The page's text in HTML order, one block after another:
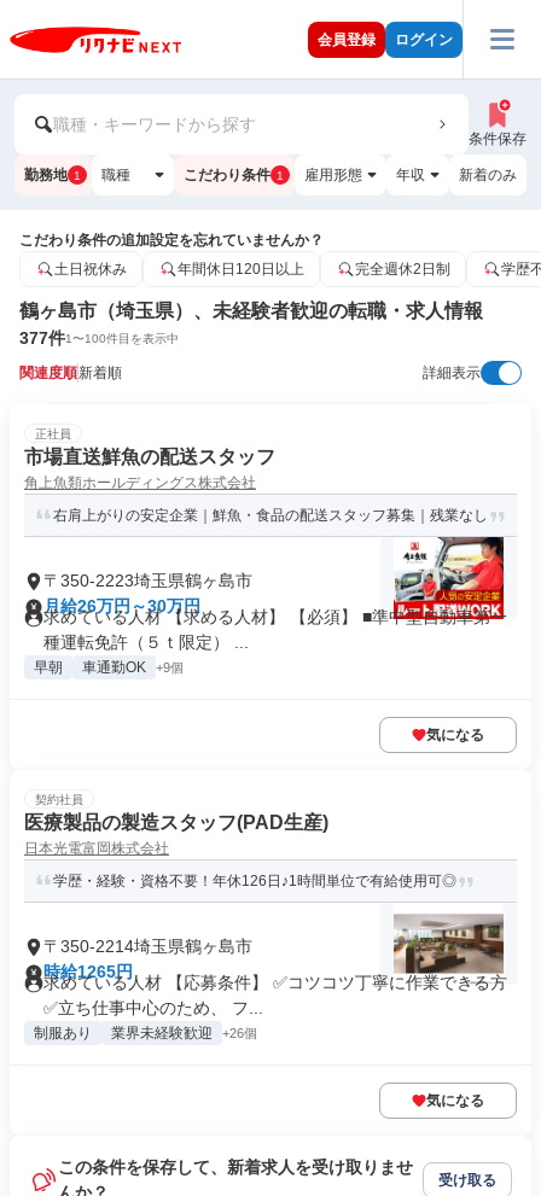
会員登録 ログイン
職種・キーワードから探す
条件保存
勤務地 1 職種 こだわり条件 1 雇用形態 年収 新着のみ
こだわり条件の追加設定を忘れていませんか？
土日祝休み
年間休日120日以上 完全週休2日制 学歴
鶴ヶ島市（埼玉県）、未経験者歓迎の転職・求人情報
377件1〜100件目を表示中
関連度順新着順 詳細表示
正社員
市場直送鮮魚の配送スタッフ
角上魚類ホールディングス株式会社
右肩上がりの安定企業｜鮮魚・食品の配送スタッフ募集｜残業なし
〒350-2223埼玉県鶴ヶ島市
月給26万円～30万円
求めている人材 【求める人材】 【必須】 ■準中型自動車第一
種運転免許（５ｔ限定） ...
早朝 車通勤OK +9個
気になる
契約社員
医療製品の製造スタッフ(PAD生産)
日本光電富岡株式会社
学歴・経験・資格不要！年休126日♪1時間単位で有給使用可◎
〒350-2214埼玉県鶴ヶ島市
時給1265円
求めている人材 【応募条件】 ✅コツコツ丁寧に作業できる方
✅立ち仕事中心のため、 フ...
制服あり 業界未経験歓迎 +26個
気になる
この条件を保存して、新着求人を受け取りませ
受け取る